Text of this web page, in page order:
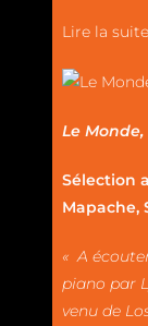
Lire la suite
Le Monde,
Sélection
Mapache,
« A
piano par
venu de